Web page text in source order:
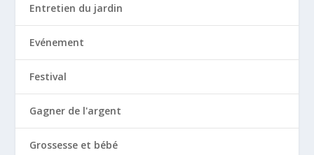
Entretien du jardin
Evénement
Festival
Gagner de l'argent
Grossesse et bébé